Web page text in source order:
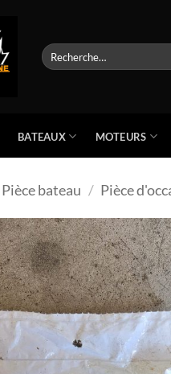
Recherche
pour :
BATEAUX MOTEURS
Pièce bateau / Pièce